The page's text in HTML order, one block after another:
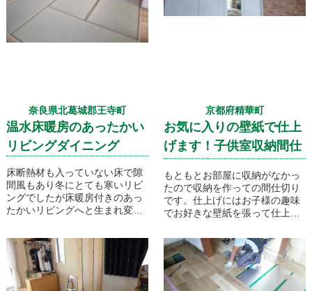
奈良県北葛城郡王寺町
温水床暖房のあったかい
リビングダイニング
床断熱材も入っていない床で隙
間風もあり冬にとても寒いリビ
ングでしたが床暖房付きのあっ
たかいリビングへと生まれ変わ
京都府精華町
お気に入りの壁紙で仕上
げます！子供室収納間仕
もともとお部屋に収納がなかっ
たので収納を作っての間仕切り
です。仕上げにはお子様の趣味
でお好きな壁紙を張って仕上げ